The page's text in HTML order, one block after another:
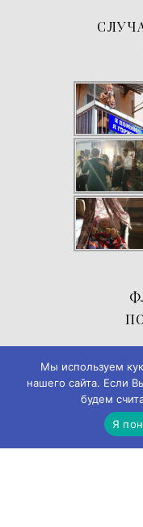
Мы используем
нашего сайта. Если
будем
Я